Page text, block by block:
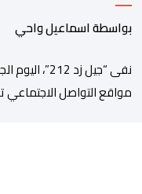
بواسطة اسماعيل واحي
نفى “جيل زد
مواقع التواصل